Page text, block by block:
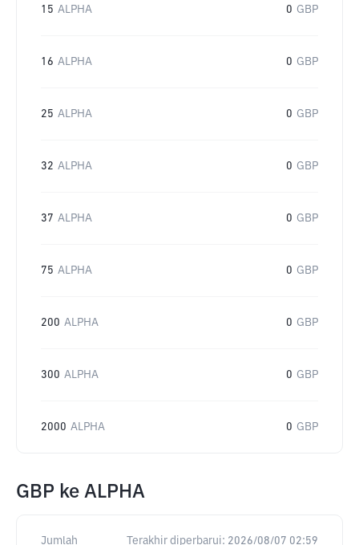
15 ALPHA 0 GBP
16 ALPHA 0 GBP
25 ALPHA 0 GBP
32 ALPHA 0 GBP
37 ALPHA 0 GBP
75 ALPHA 0 GBP
200 ALPHA 0 GBP
300 ALPHA 0 GBP
2000 ALPHA 0 GBP
GBP ke ALPHA
Jumlah Terakhir diperbarui: 2026/08/07 02:59